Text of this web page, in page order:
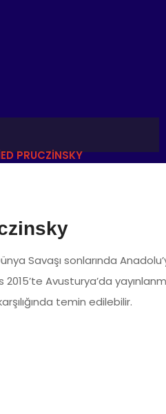
PRUCZINSKY
Savaşı sonlarında
Avusturya’da
temin edilebilir.